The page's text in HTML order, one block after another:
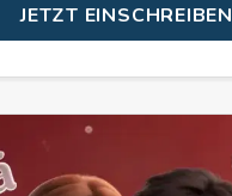
JETZT EINSCHREIBEN